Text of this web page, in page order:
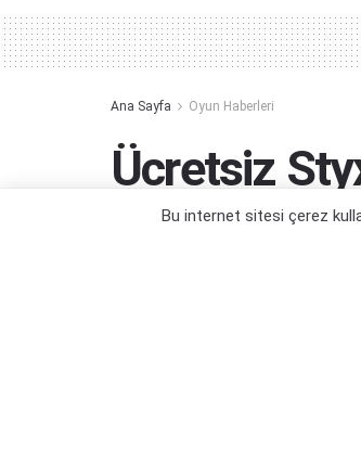
Ana Sayfa Oyun Haberleri
Ücretsiz
Fırsatını
Bu internet sitesi çerez